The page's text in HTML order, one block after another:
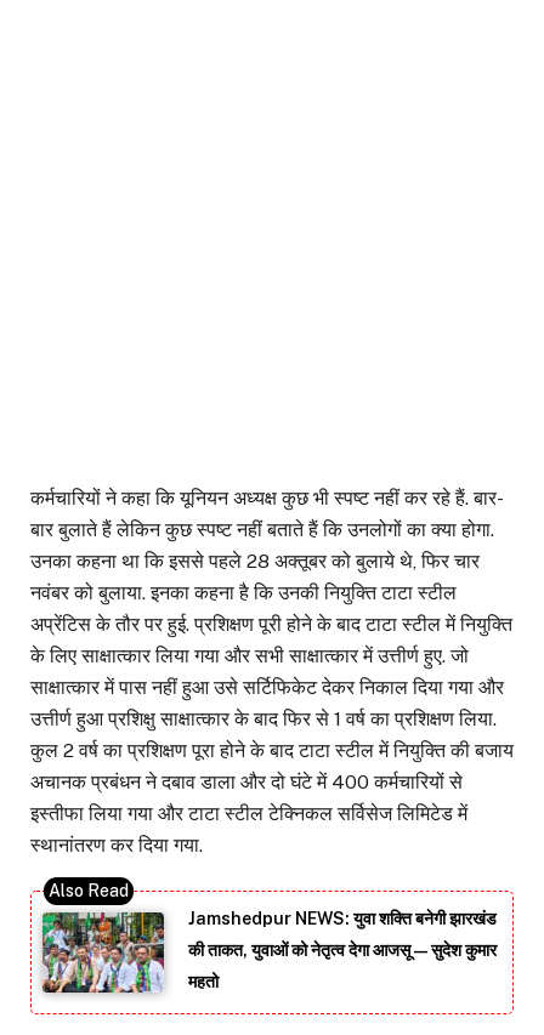
कर्मचारियों ने कहा कि यूनियन अध्यक्ष कुछ भी स्पष्ट नहीं कर रहे हैं. बार-
बार बुलाते हैं लेकिन कुछ स्पष्ट नहीं बताते हैं कि उनलोगों का क्या होगा.
उनका कहना था कि इससे पहले 28 अक्तूबर को बुलाये थे, फिर चार
नवंबर को बुलाया. इनका कहना है कि उनकी नियुक्ति टाटा स्टील
अप्रेंटिस के तौर पर हुई. प्रशिक्षण पूरी होने के बाद टाटा स्टील में नियुक्ति
के लिए साक्षात्कार लिया गया और सभी साक्षात्कार में उत्तीर्ण हुए. जो
साक्षात्कार में पास नहीं हुआ उसे सर्टिफिकेट देकर निकाल दिया गया और
उत्तीर्ण हुआ प्रशिक्षु साक्षात्कार के बाद फिर से 1 वर्ष का प्रशिक्षण लिया.
कुल 2 वर्ष का प्रशिक्षण पूरा होने के बाद टाटा स्टील में नियुक्ति की बजाय
अचानक प्रबंधन ने दबाव डाला और दो घंटे में 400 कर्मचारियों से
इस्तीफा लिया गया और टाटा स्टील टेक्निकल सर्विसेज लिमिटेड में
स्थानांतरण कर दिया गया.
Jamshedpur NEWS: युवा शक्ति बनेगी झारखंड
की ताकत, युवाओं को नेतृत्व देगा आजसू — सुदेश कुमार
महतो